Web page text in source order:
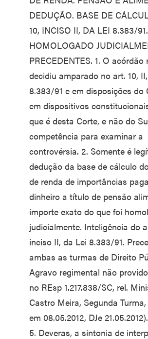
DEDUÇÃO. BASE DE
10, INCISO II, DA LEI 8.383/
HOMOLOGADO
PRECEDENTES. 1. O acórdão
decidiu amparado no art. 10,
8.383/91 e em disposições do
em dispositivos
que é desta Corte, e não do
competência para examinar a
controvérsia. 2. Somente é
dedução da base de cálculo
de renda de importâncias
dinheiro a título de pensão
importe exato do que foi
judicialmente. Inteligência do
inciso II, da Lei 8.383/91.
ambas as turmas de Direito
Agravo regimental não
no REsp 1.217.838/SC, rel.
Castro Meira, Segunda
em 08.05.2012, DJe 21.05.2012).
5. Deveras, a sintonia de